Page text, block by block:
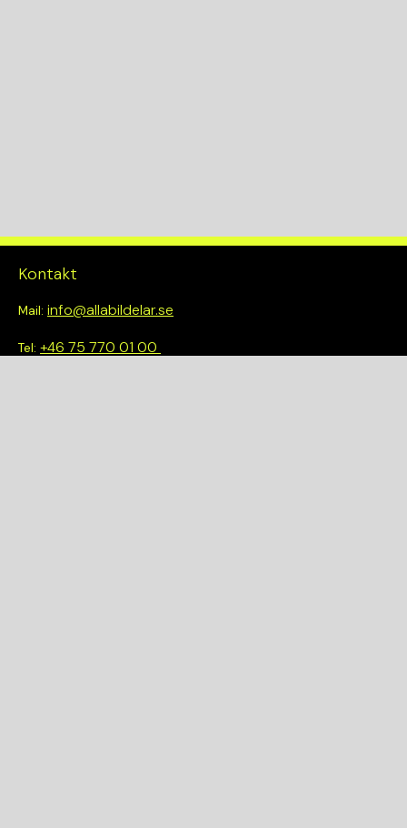
Kontakt
Mail: info@allabildelar.se
Tel: +46 75 770 01 00